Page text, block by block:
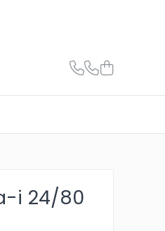
i 24/80